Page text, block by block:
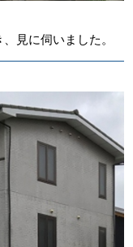
見に伺いました。